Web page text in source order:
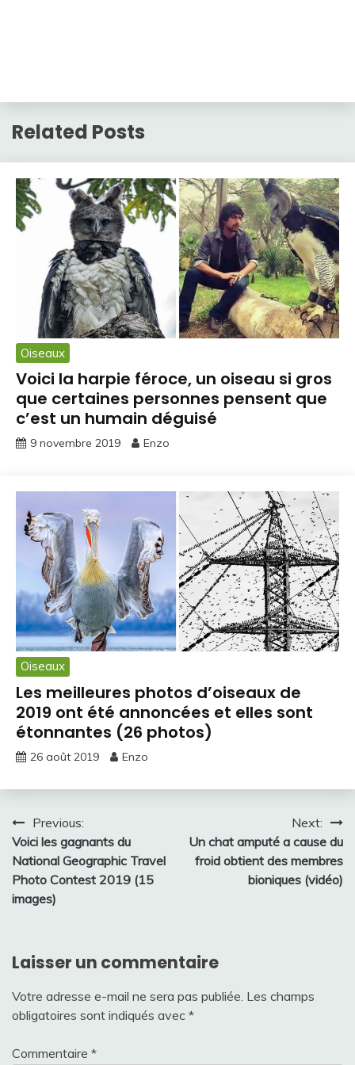
Related Posts
Oiseaux
Voici la harpie féroce, un oiseau si gros
que certaines personnes pensent que
c’est un humain déguisé
9 novembre 2019 Enzo
Oiseaux
Les meilleures photos d’oiseaux de
2019 ont été annoncées et elles sont
étonnantes (26 photos)
26 août 2019 Enzo
Navigation
de
l’article
Previous:
Voici les gagnants du
National Geographic Travel
Photo Contest 2019 (15
images)
Next:
Un chat amputé a cause du
froid obtient des membres
bioniques (vidéo)
Laisser un commentaire
Votre adresse e-mail ne sera pas publiée. Les champs
obligatoires sont indiqués avec *
Commentaire *